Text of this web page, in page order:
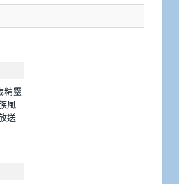
精靈
風
送